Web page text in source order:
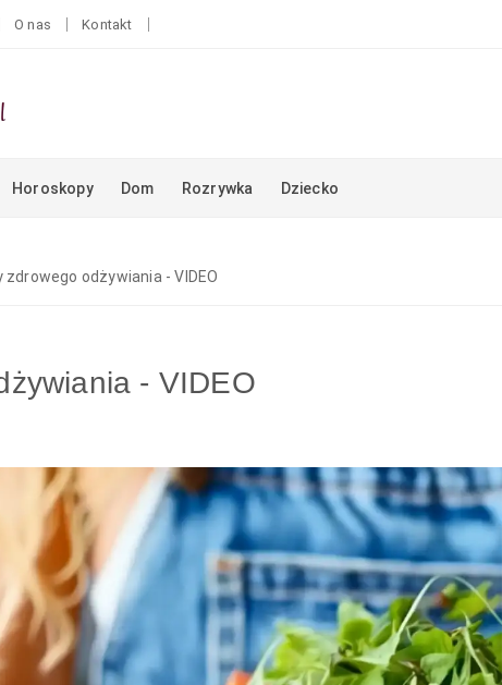
O nas Kontakt
Horoskopy Dom Rozrywka Dziecko
zdrowego odżywiania - VIDEO
- VIDEO